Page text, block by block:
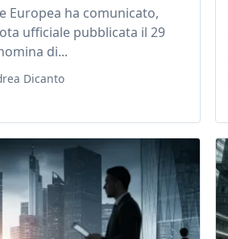
Europea ha comunicato,
ufficiale pubblicata il 29
di...
Dicanto